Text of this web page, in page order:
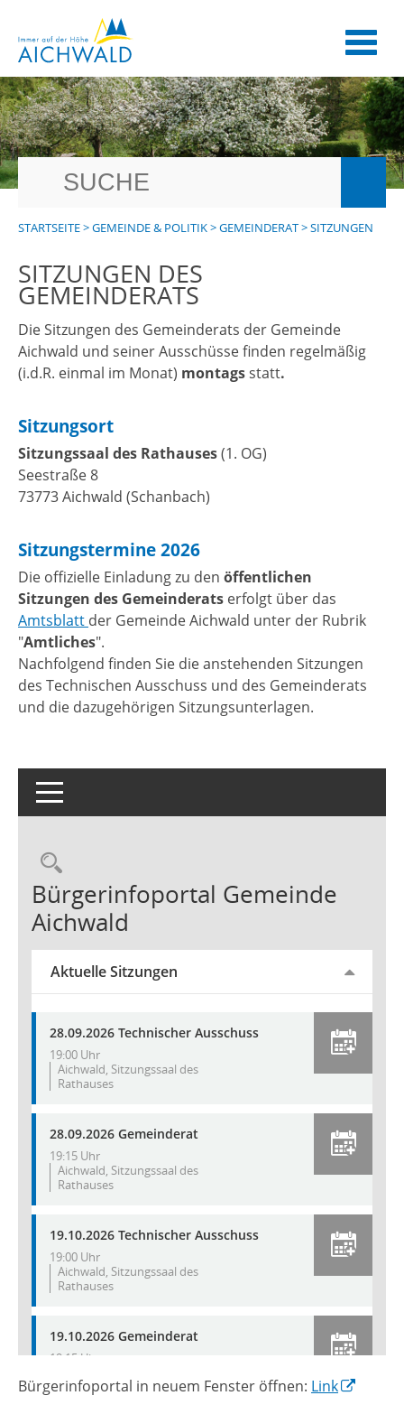
STARTSEITE>GEMEINDE & POLITIK>GEMEINDERAT>SITZUNGEN
SITZUNGEN DES
GEMEINDERATS
Die Sitzungen des Gemeinderats der Gemeinde
Aichwald und seiner Ausschüsse finden regelmäßig
(i.d.R. einmal im Monat) montagsstatt.
Sitzungsort
Sitzungssaal des Rathauses(1. OG)
Seestraße 8
73773 Aichwald (Schanbach)
Sitzungstermine 2026
Die offizielle Einladung zu den öffentlichen
Sitzungen des Gemeinderats erfolgt über das
Amtsblatt der Gemeinde Aichwald unter der Rubrik
"Amtliches".
Nachfolgend finden Sie die anstehenden Sitzungen
des Technischen Ausschuss und des Gemeinderats
und die dazugehörigen Sitzungsunterlagen.
Bürgerinfoportal in neuem Fenster öffnen: Link